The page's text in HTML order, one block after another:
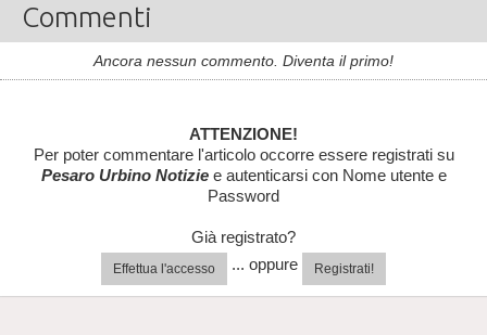
Commenti
Ancora nessun commento. Diventa il primo!
ATTENZIONE!
Per poter commentare l'articolo occorre essere registrati su
Pesaro Urbino Notiziee autenticarsi con Nome utente e
Password
Già registrato?
Effettua l'accesso ... oppure Registrati!